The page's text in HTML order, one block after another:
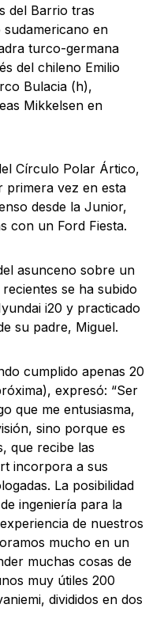
del Barrio tras
en
turco-germana
del chileno Emilio
Bulacia (h),
Mikkelsen en
Círculo Polar Ártico,
primera vez en esta
desde la Junior,
con un Ford Fiesta.
asunceno sobre un
se ha subido
i20 y practicado
su padre, Miguel.
cumplido apenas 20
expresó: “Ser
que me entusiasma,
sino porque es
que recibe las
incorpora a sus
La posibilidad
ingeniería para la
de nuestros
mucho en un
muchas cosas de
muy útiles 200
divididos en dos